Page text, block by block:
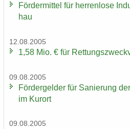
För­der­mit­tel für her­ren­lo­se
hau
12.08.2005
1,58 Mio. € für
09.08.2005
För­der­gel­der für Sa­nie­rung
im Kur­ort
09.08.2005